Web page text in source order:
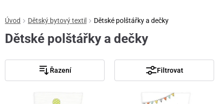
Úvod Dětský bytový textil Dětské polštářky a dečky
Dětské polštářky a dečky
Řazení Filtrovat